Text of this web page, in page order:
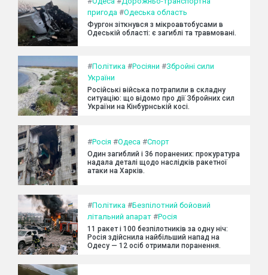
пригода #Одеська область
Фургон зіткнувся з мікроавтобусами в
Одеській області: є загиблі та травмовані.
#Політика #Росіяни #Збройні сили
України
Російські війська потрапили в складну
ситуацію: що відомо про дії Збройних сил
України на Кінбурнській косі.
#Росія #Одеса #Спорт
Один загиблий і 36 поранених: прокуратура
надала деталі щодо наслідків ракетної
атаки на Харків.
#Політика #Безпілотний бойовий
літальний апарат #Росія
11 ракет і 100 безпілотників за одну ніч:
Росія здійснила найбільший напад на
Одесу — 12 осіб отримали поранення.